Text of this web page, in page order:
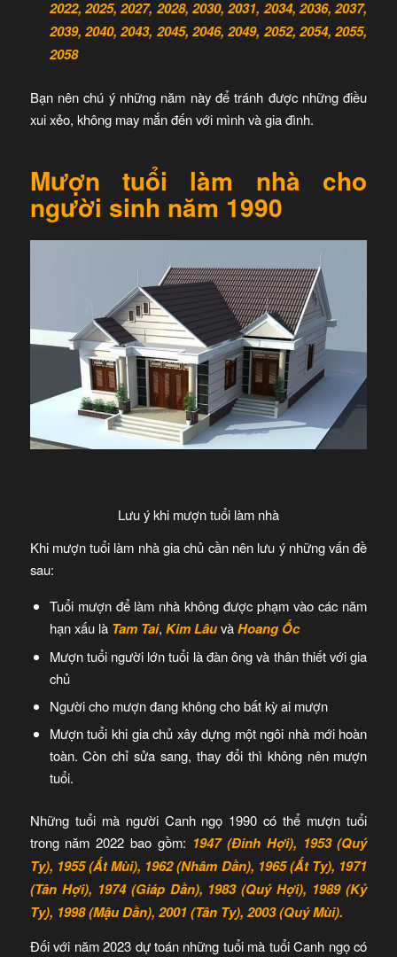
2022, 2025, 2027, 2028, 2030, 2031, 2034, 2036, 2037,
2039, 2040, 2043, 2045, 2046, 2049, 2052, 2054, 2055,
2058
Bạn nên chú ý những năm này để tránh được những điều
xui xẻo, không may mắn đến với mình và gia đình.
Mượn tuổi làm nhà cho
người sinh năm 1990
Lưu ý khi mượn tuổi làm nhà
Khi mượn tuổi làm nhà gia chủ cần nên lưu ý những vấn đề
sau:
Tuổi mượn để làm nhà không được phạm vào các năm
hạn xấu là Tam Tai, Kim LâuvàHoang Ốc
Mượn tuổi người lớn tuổi là đàn ông và thân thiết với gia
chủ
Người cho mượn đang không cho bất kỳ ai mượn
Mượn tuổi khi gia chủ xây dựng một ngôi nhà mới hoàn
toàn. Còn chỉ sửa sang, thay đổi thì không nên mượn
tuổi.
Những tuổi mà người Canh ngọ 1990 có thể mượn tuổi
trong năm 2022 bao gồm: 1947 (Đinh Hợi), 1953 (Quý
Tỵ), 1955 (Ất Mùi), 1962 (Nhâm Dần), 1965 (Ất Tỵ), 1971
(Tân Hợi), 1974 (Giáp Dần), 1983 (Quý Hợi), 1989 (Kỷ
Tỵ), 1998 (Mậu Dần), 2001 (Tân Tỵ), 2003 (Quý Mùi).
Đối với năm 2023 dự toán những tuổi mà tuổi Canh ngọ có